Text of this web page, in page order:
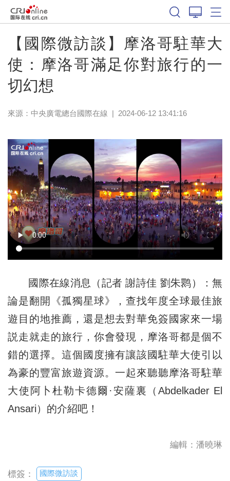
【國際微訪談】摩洛哥駐華大
使：摩洛哥滿足你對旅行的一
切幻想
來源：中央廣電總台國際在線 | 2024-06-12 13:41:16
國際在線消息（記者 謝詩佳 劉朱鹮）：無
論是翻開《孤獨星球》，查找年度全球最佳旅
遊目的地推薦，還是想去對華免簽國家來一場
説走就走的旅行，你會發現，摩洛哥都是個不
錯的選擇。這個國度擁有讓該國駐華大使引以
為豪的豐富旅遊資源。一起來聽聽摩洛哥駐華
大使阿卜杜勒卡德爾·安薩裏（Abdelkader El
Ansari）的介紹吧！
編輯：潘曉琳
標簽： 國際微訪談